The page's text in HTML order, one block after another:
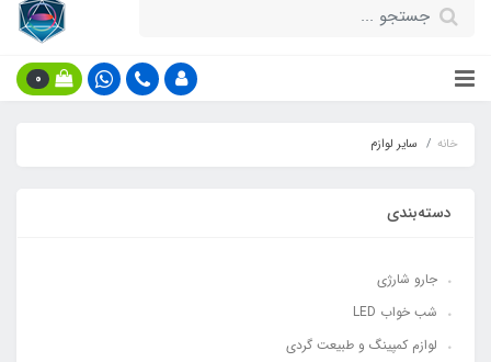
0
خانه سایر لوازم
دسته‌بندی
جارو شارژی
شب خواب LED
لوازم کمپینگ و طبیعت گردی